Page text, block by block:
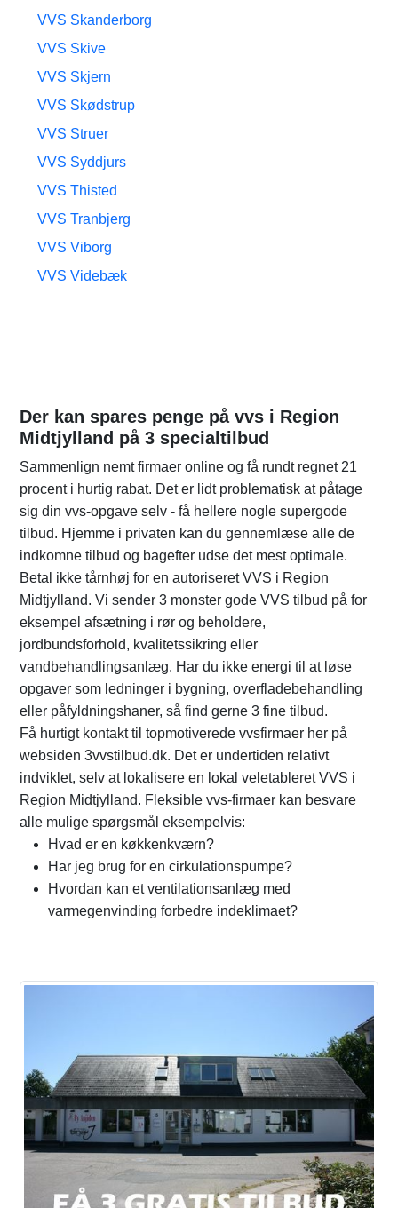
VVS Skanderborg
VVS Skive
VVS Skjern
VVS Skødstrup
VVS Struer
VVS Syddjurs
VVS Thisted
VVS Tranbjerg
VVS Viborg
VVS Videbæk
Der kan spares penge på vvs i Region
Midtjylland på 3 specialtilbud
Sammenlign nemt firmaer online og få rundt regnet 21
procent i hurtig rabat. Det er lidt problematisk at påtage
sig din vvs-opgave selv - få hellere nogle supergode
tilbud. Hjemme i privaten kan du gennemlæse alle de
indkomne tilbud og bagefter udse det mest optimale.
Betal ikke tårnhøj for en autoriseret VVS i Region
Midtjylland. Vi sender 3 monster gode VVS tilbud på for
eksempel afsætning i rør og beholdere,
jordbundsforhold, kvalitetssikring eller
vandbehandlingsanlæg. Har du ikke energi til at løse
opgaver som ledninger i bygning, overfladebehandling
eller påfyldningshaner, så find gerne 3 fine tilbud.
Få hurtigt kontakt til topmotiverede vvsfirmaer her på
websiden 3vvstilbud.dk. Det er undertiden relativt
indviklet, selv at lokalisere en lokal veletableret VVS i
Region Midtjylland. Fleksible vvs-firmaer kan besvare
alle mulige spørgsmål eksempelvis:
Hvad er en køkkenkværn?
Har jeg brug for en cirkulationspumpe?
Hvordan kan et ventilationsanlæg med
varmegenvinding forbedre indeklimaet?